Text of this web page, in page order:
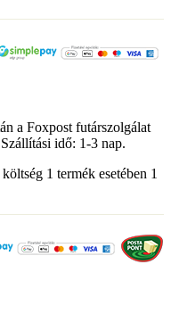
a Foxpost futárszolgálat
idő: 1-3 nap.
1 termék esetében 1